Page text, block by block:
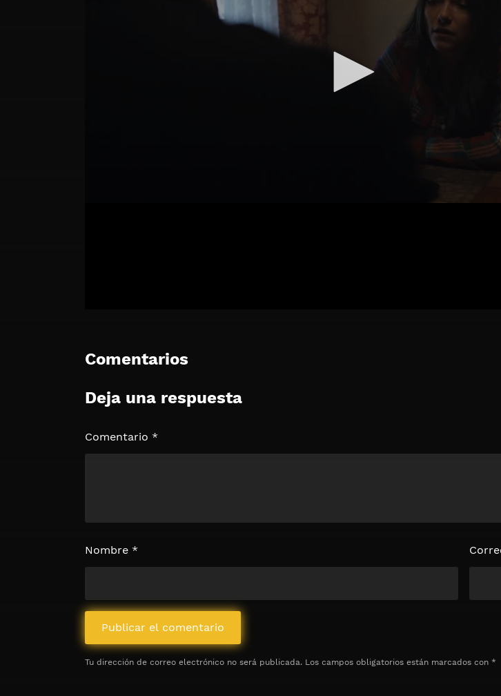
🔒 Acceso Requerido
Comentarios
Deja una respuesta
Tu dirección de correo electrónico no será publicada. Los campos obligatorios están marcados con *
Comentario *
Nombre *